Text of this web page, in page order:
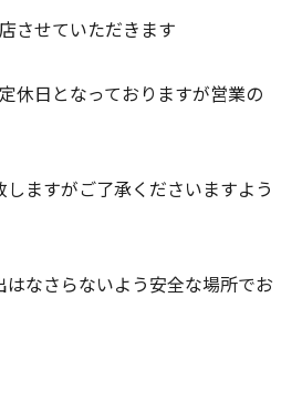
させていただきます
休日となっておりますが営業の
ますがご了承くださいますよう
なさらないよう安全な場所でお